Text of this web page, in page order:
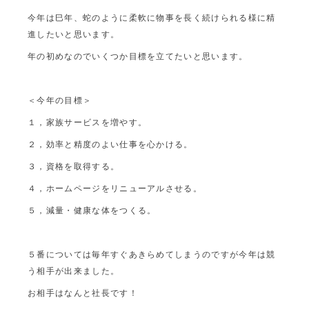
今年は巳年、蛇のように柔軟に物事を長く続けられる様に精
進したいと思います。
年の初めなのでいくつか目標を立てたいと思います。
＜今年の目標＞
１，家族サービスを増やす。
２，効率と精度のよい仕事を心かける。
３，資格を取得する。
４，ホームページをリニューアルさせる。
５，減量・健康な体をつくる。
５番については毎年すぐあきらめてしまうのですが今年は競
う相手が出来ました。
お相手はなんと社長です！